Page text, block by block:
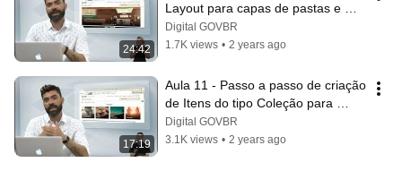
24:42
Layout para capas de pastas e
sites do GOV.BR
Digital GOVBR
1.7K views • 2 years ago
17:19
Aula 11 - Passo a passo de criação
de Itens do tipo Coleção para
apresentação de conteúdos no
GOV.BR
Digital GOVBR
3.1K views • 2 years ago